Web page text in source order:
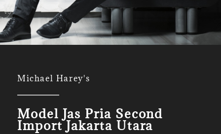
Michael Harey's
Model Jas Pria Second
Import Jakarta Utara